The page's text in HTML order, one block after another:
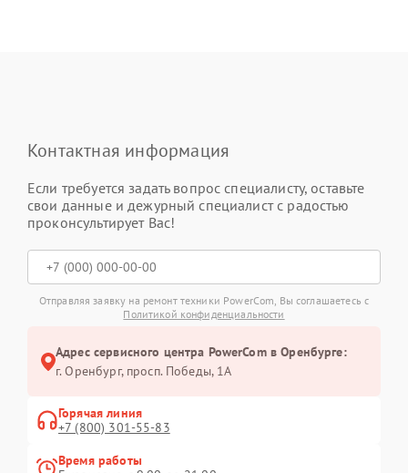
Контактная информация
Если требуется задать вопрос специалисту, оставьте
свои данные и дежурный специалист с радостью
проконсультирует Вас!
Отправляя заявку на ремонт техники PowerCom, Вы соглашаетесь с
Политикой конфиденциальности
Адрес сервисного центра PowerCom в Оренбурге:
г. Оренбург, просп. Победы, 1А
Горячая линия
+7 (800) 301-55-83
Время работы